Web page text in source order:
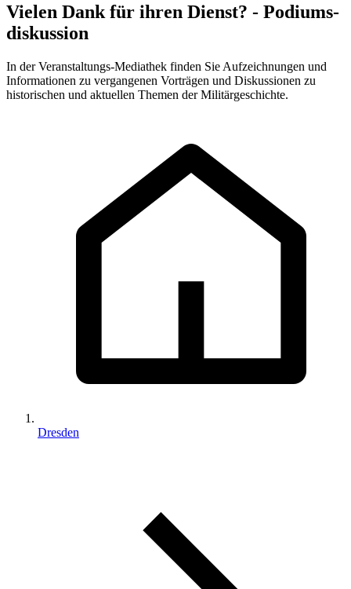
Vielen Dank für ihren Dienst? - Podiums­
diskussion
In der Veranstaltungs-Mediathek finden Sie Aufzeichnungen und
Informationen zu vergangenen Vorträgen und Diskussionen zu
historischen und aktuellen Themen der Militärgeschichte.
Dresden